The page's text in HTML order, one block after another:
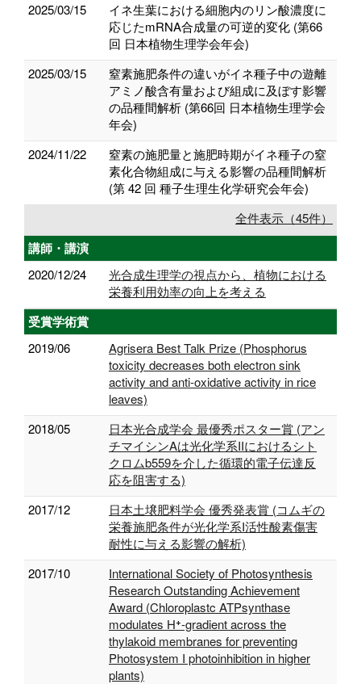
2025/03/15
イネ生葉における細胞内のリン酸濃度に
応じたmRNA合成量の可逆的変化 (第66
回 日本植物生理学会年会)
2025/03/15
窒素施肥条件の違いがイネ種子中の遊離
アミノ酸含有量および組成に及ぼす影響
の品種間解析 (第66回 日本植物生理学会
年会)
2024/11/22
窒素の施肥量と施肥時期がイネ種子の窒
素化合物組成に与える影響の品種間解析
(第 42 回 種子生理生化学研究会年会)
全件表示（45件）
講師・講演
2020/12/24
光合成生理学の視点から、植物における
栄養利用効率の向上を考える
受賞学術賞
2019/06
Agrisera Best Talk Prize (Phosphorus
toxicity decreases both electron sink
activity and anti-oxidative activity in rice
leaves)
2018/05
日本光合成学会 最優秀ポスター賞 (アン
チマイシンAは光化学系IIにおけるシト
クロムb559を介した循環的電子伝達反
応を阻害する)
2017/12
日本土壌肥料学会 優秀発表賞 (コムギの
栄養施肥条件が光化学系I活性酸素傷害
耐性に与える影響の解析)
2017/10
International Society of Photosynthesis
Research Outstanding Achievement
Award (Chloroplastc ATPsynthase
modulates H⁺-gradient across the
thylakoid membranes for preventing
Photosystem I photoinhibition in higher
plants)